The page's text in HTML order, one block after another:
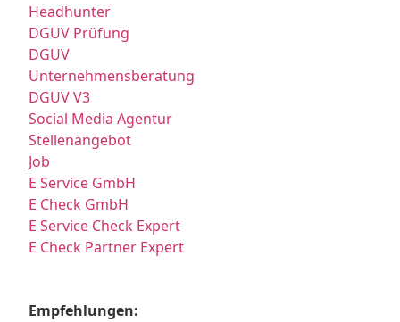
Headhunter
DGUV Prüfung
DGUV
Unternehmensberatung
DGUV V3
Social Media Agentur
Stellenangebot
Job
E Service GmbH
E Check GmbH
E Service Check Expert
E Check Partner Expert
Empfehlungen: